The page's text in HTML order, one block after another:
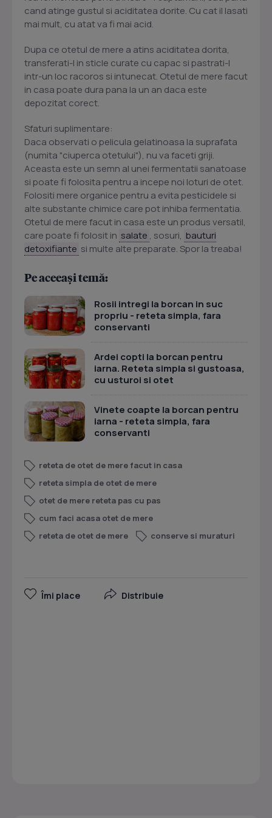
cand atinge gustul si aciditatea dorite. Cu cat il lasati
mai mult, cu atat va fi mai acid.
Dupa ce otetul de mere a atins aciditatea dorita,
transferati-l in sticle curate cu capac si pastrati-l
intr-un loc racoros si intunecat. Otetul de mere facut
in casa poate dura pana la un an daca este
depozitat corect.
Sfaturi suplimentare:
Daca observati o pelicula gelatinoasa la suprafata
(numita "ciuperca otetului"), nu va faceti griji.
Aceasta este un semn al unei fermentatii sanatoase
si poate fi folosita pentru a incepe noi loturi de otet.
Folositi mere organice pentru a evita pesticidele si
alte substante chimice care pot inhiba fermentatia.
Otetul de mere facut in casa este un produs versatil,
care poate fi folosit in salate , sosuri, bauturi
detoxifiante si multe alte preparate. Spor la treaba!
Pe aceeași temă:
Rosii intregi la borcan in suc
propriu - reteta simpla, fara
conservanti
Ardei copti la borcan pentru
iarna. Reteta simpla si gustoasa,
cu usturoi si otet
Vinete coapte la borcan pentru
iarna - reteta simpla, fara
conservanti
reteta de otet de mere facut in casa
reteta simpla de otet de mere
otet de mere reteta pas cu pas
cum faci acasa otet de mere
reteta de otet de mere
conserve si muraturi
Îmi place Distribuie